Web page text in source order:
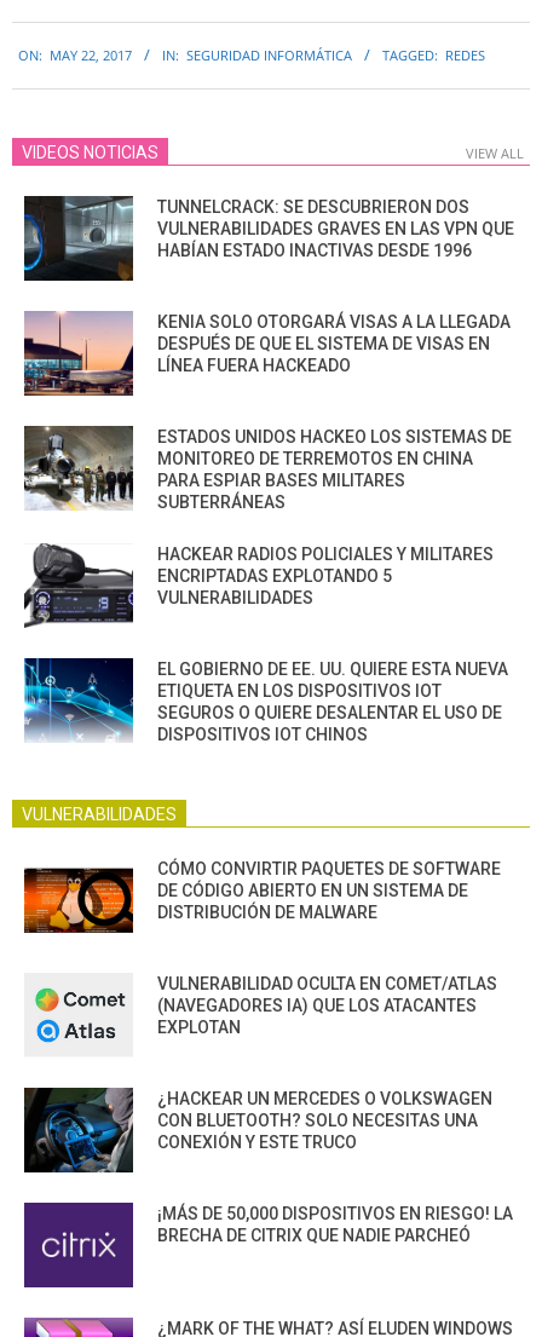
05-
22
ON: MAY 22, 2017 IN: SEGURIDAD INFORMÁTICA TAGGED: REDES
VIDEOS NOTICIAS VIEW ALL
TUNNELCRACK: SE DESCUBRIERON DOS
VULNERABILIDADES GRAVES EN LAS VPN QUE
HABÍAN ESTADO INACTIVAS DESDE 1996
KENIA SOLO OTORGARÁ VISAS A LA LLEGADA
DESPUÉS DE QUE EL SISTEMA DE VISAS EN
LÍNEA FUERA HACKEADO
ESTADOS UNIDOS HACKEO LOS SISTEMAS DE
MONITOREO DE TERREMOTOS EN CHINA
PARA ESPIAR BASES MILITARES
SUBTERRÁNEAS
HACKEAR RADIOS POLICIALES Y MILITARES
ENCRIPTADAS EXPLOTANDO 5
VULNERABILIDADES
EL GOBIERNO DE EE. UU. QUIERE ESTA NUEVA
ETIQUETA EN LOS DISPOSITIVOS IOT
SEGUROS O QUIERE DESALENTAR EL USO DE
DISPOSITIVOS IOT CHINOS
VULNERABILIDADES
CÓMO CONVIRTIR PAQUETES DE SOFTWARE
DE CÓDIGO ABIERTO EN UN SISTEMA DE
DISTRIBUCIÓN DE MALWARE
VULNERABILIDAD OCULTA EN COMET/ATLAS
(NAVEGADORES IA) QUE LOS ATACANTES
EXPLOTAN
¿HACKEAR UN MERCEDES O VOLKSWAGEN
CON BLUETOOTH? SOLO NECESITAS UNA
CONEXIÓN Y ESTE TRUCO
¡MÁS DE 50,000 DISPOSITIVOS EN RIESGO! LA
BRECHA DE CITRIX QUE NADIE PARCHEÓ
¿MARK OF THE WHAT? ASÍ ELUDEN WINDOWS